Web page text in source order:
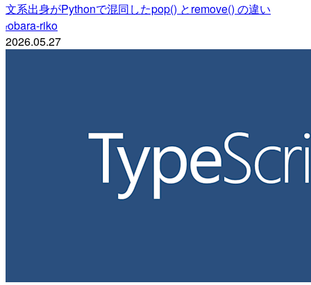
文系出身がPythonで混同したpop() とremove() の違い
robara-riko
2026.05.27